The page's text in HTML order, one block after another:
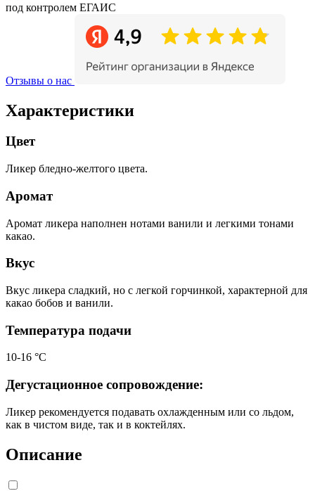
под контролем ЕГАИС
Отзывы о нас
Характеристики
Цвет
Ликер бледно-желтого цвета.
Аромат
Аромат ликера наполнен нотами ванили и легкими тонами
какао.
Вкус
Вкус ликера сладкий, но с легкой горчинкой, характерной для
какао бобов и ванили.
Температура подачи
10-16 °С
Дегустационное сопровождение:
Ликер рекомендуется подавать охлажденным или со льдом,
как в чистом виде, так и в коктейлях.
Описание